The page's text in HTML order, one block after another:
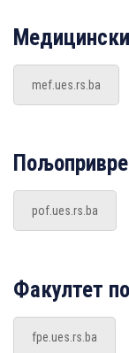
mef.ues.rs.ba
pof.ues.rs.ba
Факултет
fpe.ues.rs.ba